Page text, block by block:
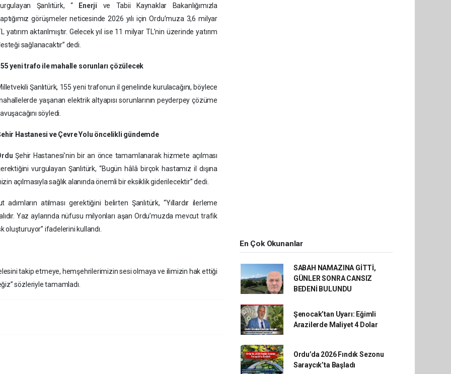
Şanlıtürk, “
Enerji ve Tabii Kaynaklar Bakanlığımızla
görüşmeler neticesinde 2026 yılı için Ordu’muza 3,6 milyar
yatırım aktarılmıştır. Gelecek yıl ise 11 milyar TL’nin üzerinde yatırım
sağlanacaktır” dedi.
yeni trafo ile mahalle sorunları çözülecek
Şanlıtürk, 155 yeni trafonun il genelinde kurulacağını, böylece
yaşanan elektrik altyapısı sorunlarının peyderpey çözüme
söyledi.
Hastanesi ve Çevre Yolu öncelikli gündemde
Şehir Hastanesi’nin bir an önce tamamlanarak hizmete açılması
vurgulayan Şanlıtürk, “Bugün hâlâ birçok hastamız il dışına
açılmasıyla sağlık alanında önemli bir eksiklik giderilecektir” dedi.
atılması gerektiğini belirten Şanlıtürk, “Yıllardır ilerleme
Yaz aylarında nüfusu milyonları aşan Ordu’muzda mevcut trafik
oluşturuyor” ifadelerini kullandı.
takip etmeye, hemşehrilerimizin sesi olmaya ve ilimizin hak ettiği
sözleriyle tamamladı.
En Çok Okunanlar
SABAH NAMAZINA GİTTİ,
GÜNLER SONRA CANSIZ
BEDENİ BULUNDU
Şenocak’tan Uyarı: Eğimli
Arazilerde Maliyet 4 Dolar
Ordu’da 2026 Fındık Sezonu
Saraycık’ta Başladı